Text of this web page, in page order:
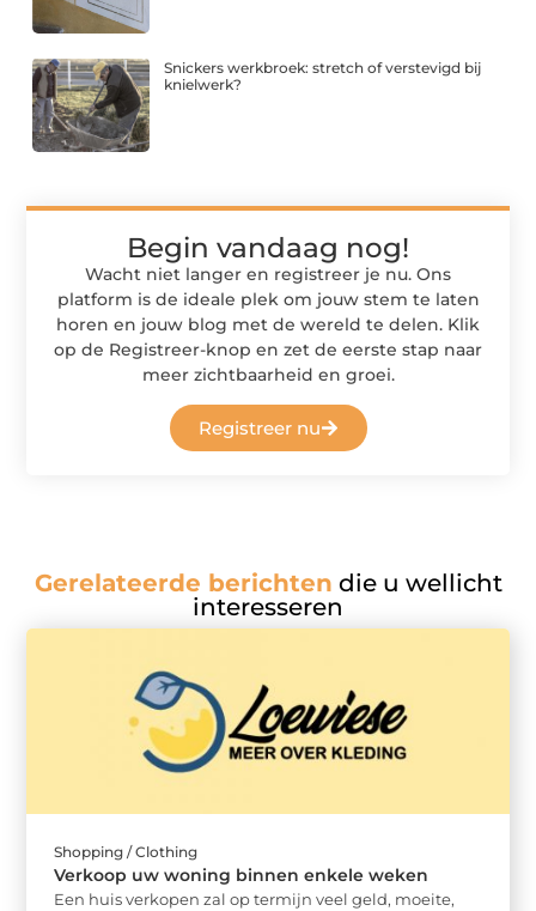
Snickers werkbroek: stretch of verstevigd bij
knielwerk?
Begin vandaag nog!
Wacht niet langer en registreer je nu. Ons
platform is de ideale plek om jouw stem te laten
horen en jouw blog met de wereld te delen. Klik
op de Registreer-knop en zet de eerste stap naar
meer zichtbaarheid en groei.
Registreer nu
Gerelateerde berichten die u wellicht
interesseren
Shopping / Clothing
Verkoop uw woning binnen enkele weken
Een huis verkopen zal op termijn veel geld, moeite,